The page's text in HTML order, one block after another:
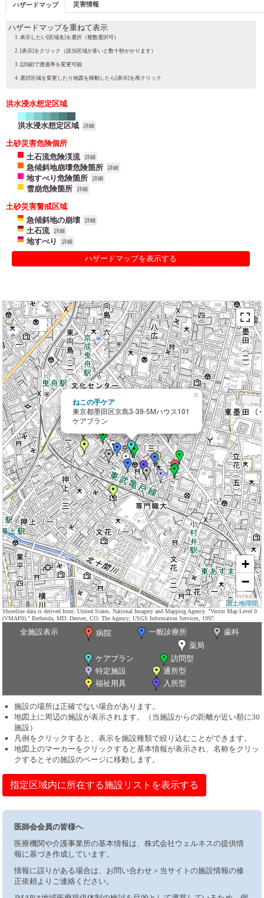
ハザードマップ 災害情報
ハザードマップを重ねて表示
表示したい[区域名]を選択（複数選択可）
[表示]をクリック（該当区域が多いと数十秒かかります）
[詳細]で透過率を変更可能
選択区域を変更したり地図を移動したら[表示]を再クリック
洪水浸水想定区域
洪水浸水想定区域 詳細
土砂災害危険個所
土石流危険渓流
詳細
急傾斜地崩壊危険箇所 詳細
地すべり危険箇所 詳細
雪崩危険箇所 詳細
土砂災害警戒区域
急傾斜地の崩壊
詳細
土石流 詳細
地すべり 詳細
ハザードマップを表示する
ねこの手ケア
東京都墨田区京島3-39-5Mハウス101
ケアプラン
×
+
−
国土地理院
Shoreline data is derived from: United States. National Imagery and Mapping Agency. "Vector Map Level 0
(VMAP0)." Bethesda, MD: Denver, CO: The Agency; USGS Information Services, 1997.
全施設表示 病院 一般診療所
歯科
薬局
ケアプラン
訪問型
特定施設
通所型
福祉用具
入所型
施設の場所は正確でない場合があります。
地図上に周辺の施設が表示されます。（当施設からの距離が近い順に30
施設）
凡例をクリックすると、表示を施設種類で絞り込むことができます。
地図上のマーカーをクリックすると基本情報が表示され、名称をクリッ
クするとその施設のページに移動します。
指定区域内に所在する施設リストを表示する
医師会会員の皆様へ
医療機関や介護事業所の基本情報は、株式会社ウェルネスの提供情
報に基づき作成しています。
情報に誤りがある場合は、お問い合わせ＞当サイトの施設情報の修
正依頼よりご連絡ください。